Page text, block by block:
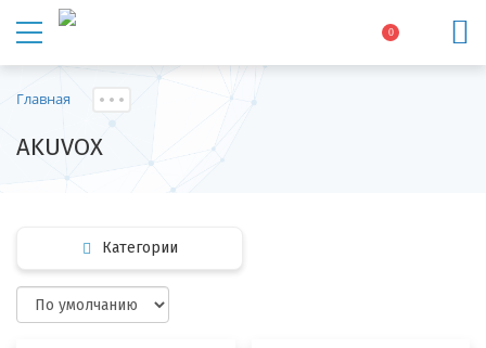
0
Главная
AKUVOX
Категории